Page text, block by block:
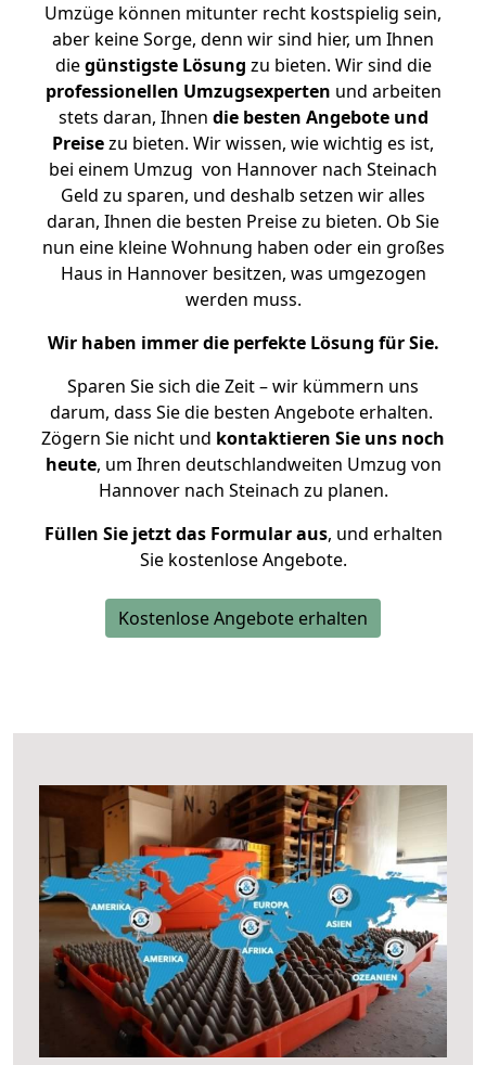
Umzüge können mitunter recht kostspielig sein,
aber keine Sorge, denn wir sind hier, um Ihnen
diegünstigste Lösung zu bieten. Wir sind die
professionellen Umzugsexperten und arbeiten
stets daran, Ihnen die besten Angebote und
Preisezu bieten. Wir wissen, wie wichtig es ist,
bei einem Umzug von Hannover nach Steinach
Geld zu sparen, und deshalb setzen wir alles
daran, Ihnen die besten Preise zu bieten. Ob Sie
nun eine kleine Wohnung haben oder ein großes
Haus in Hannover besitzen, was umgezogen
werden muss.
Wir haben immer die perfekte Lösung für Sie.
Sparen Sie sich die Zeit – wir kümmern uns
darum, dass Sie die besten Angebote erhalten.
Zögern Sie nicht und kontaktieren Sie uns noch
heute, um Ihren deutschlandweiten Umzug von
Hannover nach Steinach zu planen.
Füllen Sie jetzt das Formular aus, und erhalten
Sie kostenlose Angebote.
Kostenlose Angebote erhalten